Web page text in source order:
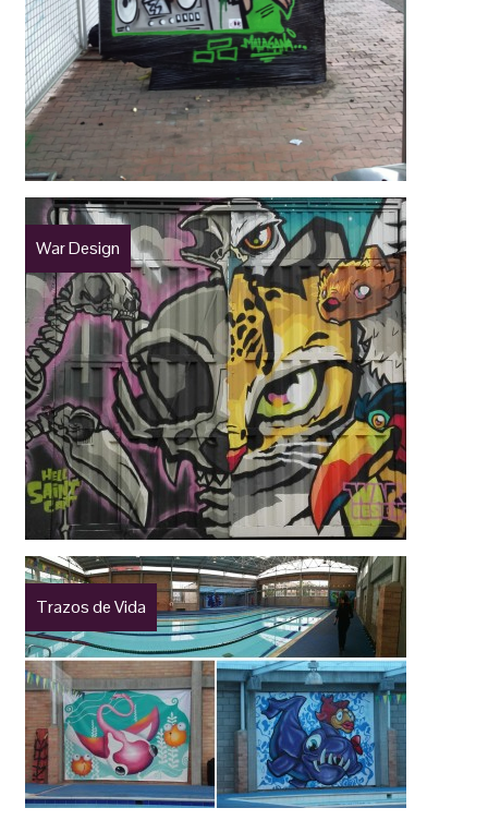
War Design
Trazos de Vida